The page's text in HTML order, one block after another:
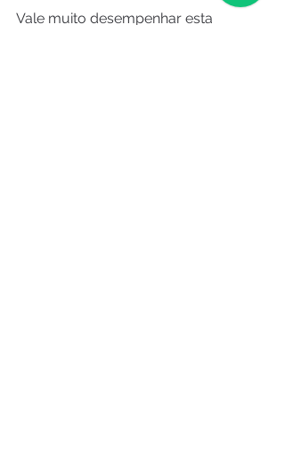
Vale muito desempenhar esta